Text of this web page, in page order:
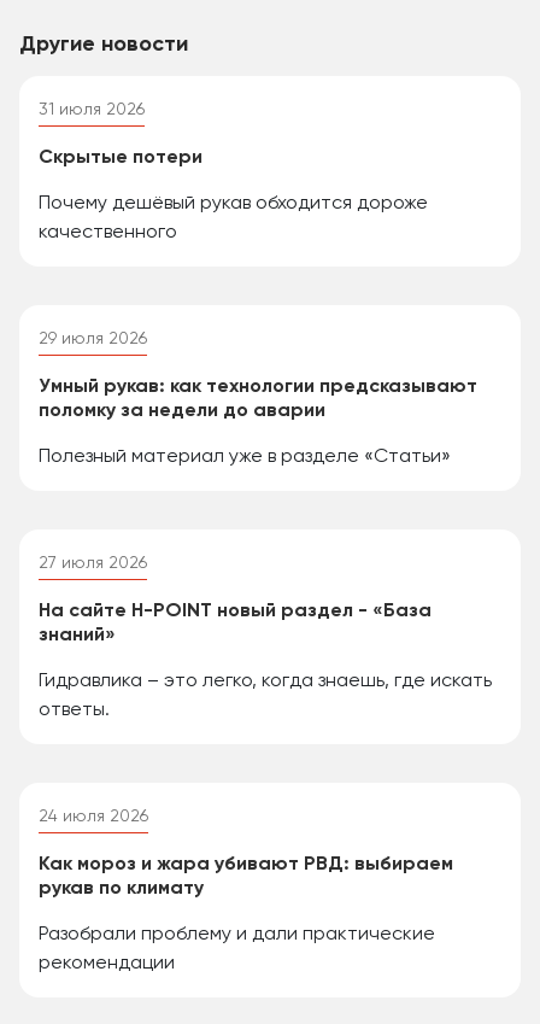
Другие новости
31 июля 2026
Скрытые потери
Почему дешёвый рукав обходится дороже
качественного
29 июля 2026
Умный рукав: как технологии предсказывают
поломку за недели до аварии
Полезный материал уже в разделе «Статьи»
27 июля 2026
На сайте H-POINT новый раздел - «База
знаний»
Гидравлика – это легко, когда знаешь, где искать
ответы.
24 июля 2026
Как мороз и жара убивают РВД: выбираем
рукав по климату
Разобрали проблему и дали практические
рекомендации